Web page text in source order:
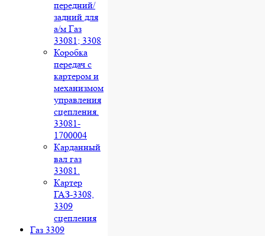
передний/
задний для
а/м Газ
33081; 3308
Коробка
передач с
картером и
механизмом
управления
сцепления.
33081-
1700004
Карданный
вал газ
33081.
Картер
ГАЗ-3308,
3309
сцепления
Газ 3309